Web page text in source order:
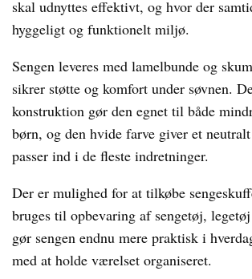
skal udnyttes effektivt, og hvor der
hyggeligt og funktionelt miljø.
Sengen leveres med lamelbunde og
sikrer støtte og komfort under søvnen.
konstruktion gør den egnet til både
børn, og den hvide farve giver et
passer ind i de fleste indretninger.
Der er mulighed for at tilkøbe
bruges til opbevaring af sengetøj,
gør sengen endnu mere praktisk i
med at holde værelset organiseret.